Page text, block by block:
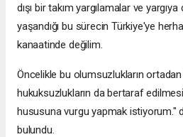
dışı bir takım yargılamalar ve
yaşandığı bu sürecin Türkiye'ye
kanaatinde değilim.
Öncelikle bu olumsuzlukların ortadan
hukuksuzlukların da bertaraf
hususuna vurgu yapmak istiyorum."
bulundu.